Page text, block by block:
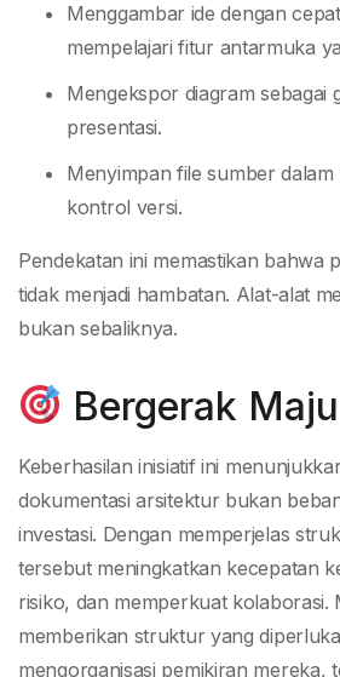
Menggambar ide dengan
mempelajari fitur antarmuka
Mengekspor diagram sebagai
presentasi.
Menyimpan file sumber
kontrol versi.
Pendekatan ini memastikan bahwa
tidak menjadi hambatan. Alat-alat
bukan sebaliknya.
Bergerak Maju
Keberhasilan inisiatif ini
dokumentasi arsitektur bukan
investasi. Dengan memperjelas
tersebut meningkatkan kecepatan
risiko, dan memperkuat kolaborasi.
memberikan struktur yang
mengorganisasi pemikiran mereka,